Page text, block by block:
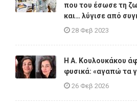
που του έσωσε τη
και… λύγισε από
28 Φεβ 2023
Η A. Κουλουκάκου
φυσικά: «αγαπώ τα
26 Φεβ 2026